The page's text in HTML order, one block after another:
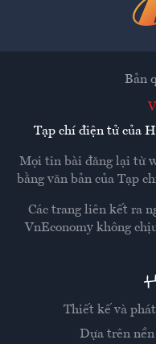
Thiết kế và
Dựa trên
Bản
Tạp chí điện tử của
Mọi tin bài đăng lại từ
bằng văn bản của Tạp
Các trang liên kết ra
VnEconomy không